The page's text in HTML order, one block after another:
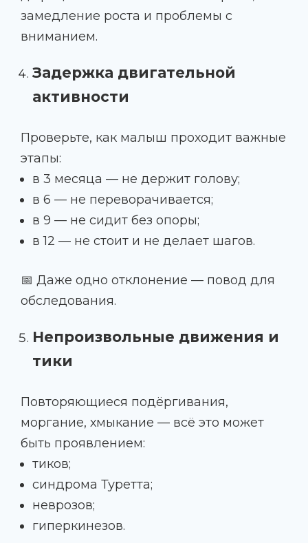
замедление роста и проблемы с
вниманием.
Задержка двигательной
активности
Проверьте, как малыш проходит важные
этапы:
в 3 месяца — не держит голову;
в 6 — не переворачивается;
в 9 — не сидит без опоры;
в 12 — не стоит и не делает шагов.
📅 Даже одно отклонение — повод для
обследования.
Непроизвольные движения и
тики
Повторяющиеся подёргивания,
моргание, хмыкание — всё это может
быть проявлением:
тиков;
синдрома Туретта;
неврозов;
гиперкинезов.